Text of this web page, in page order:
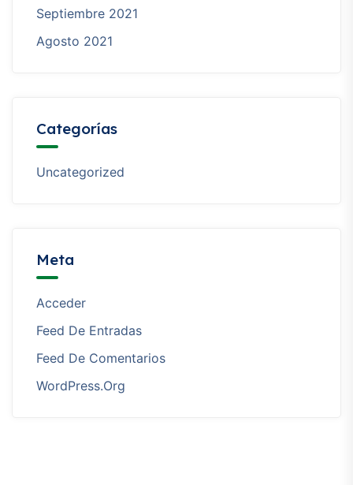
Septiembre 2021
Agosto 2021
Categorías
Uncategorized
Meta
Acceder
Feed De Entradas
Feed De Comentarios
WordPress.org